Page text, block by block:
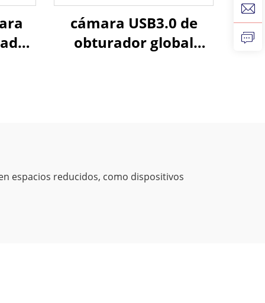
cámara USB3.0 de
obturador global
espacios reducidos, como dispositivos